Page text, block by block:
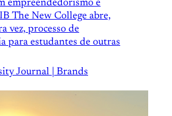
empreendedorismo e
The New College abre,
vez, processo de
para estudantes de outras
Journal | Brands